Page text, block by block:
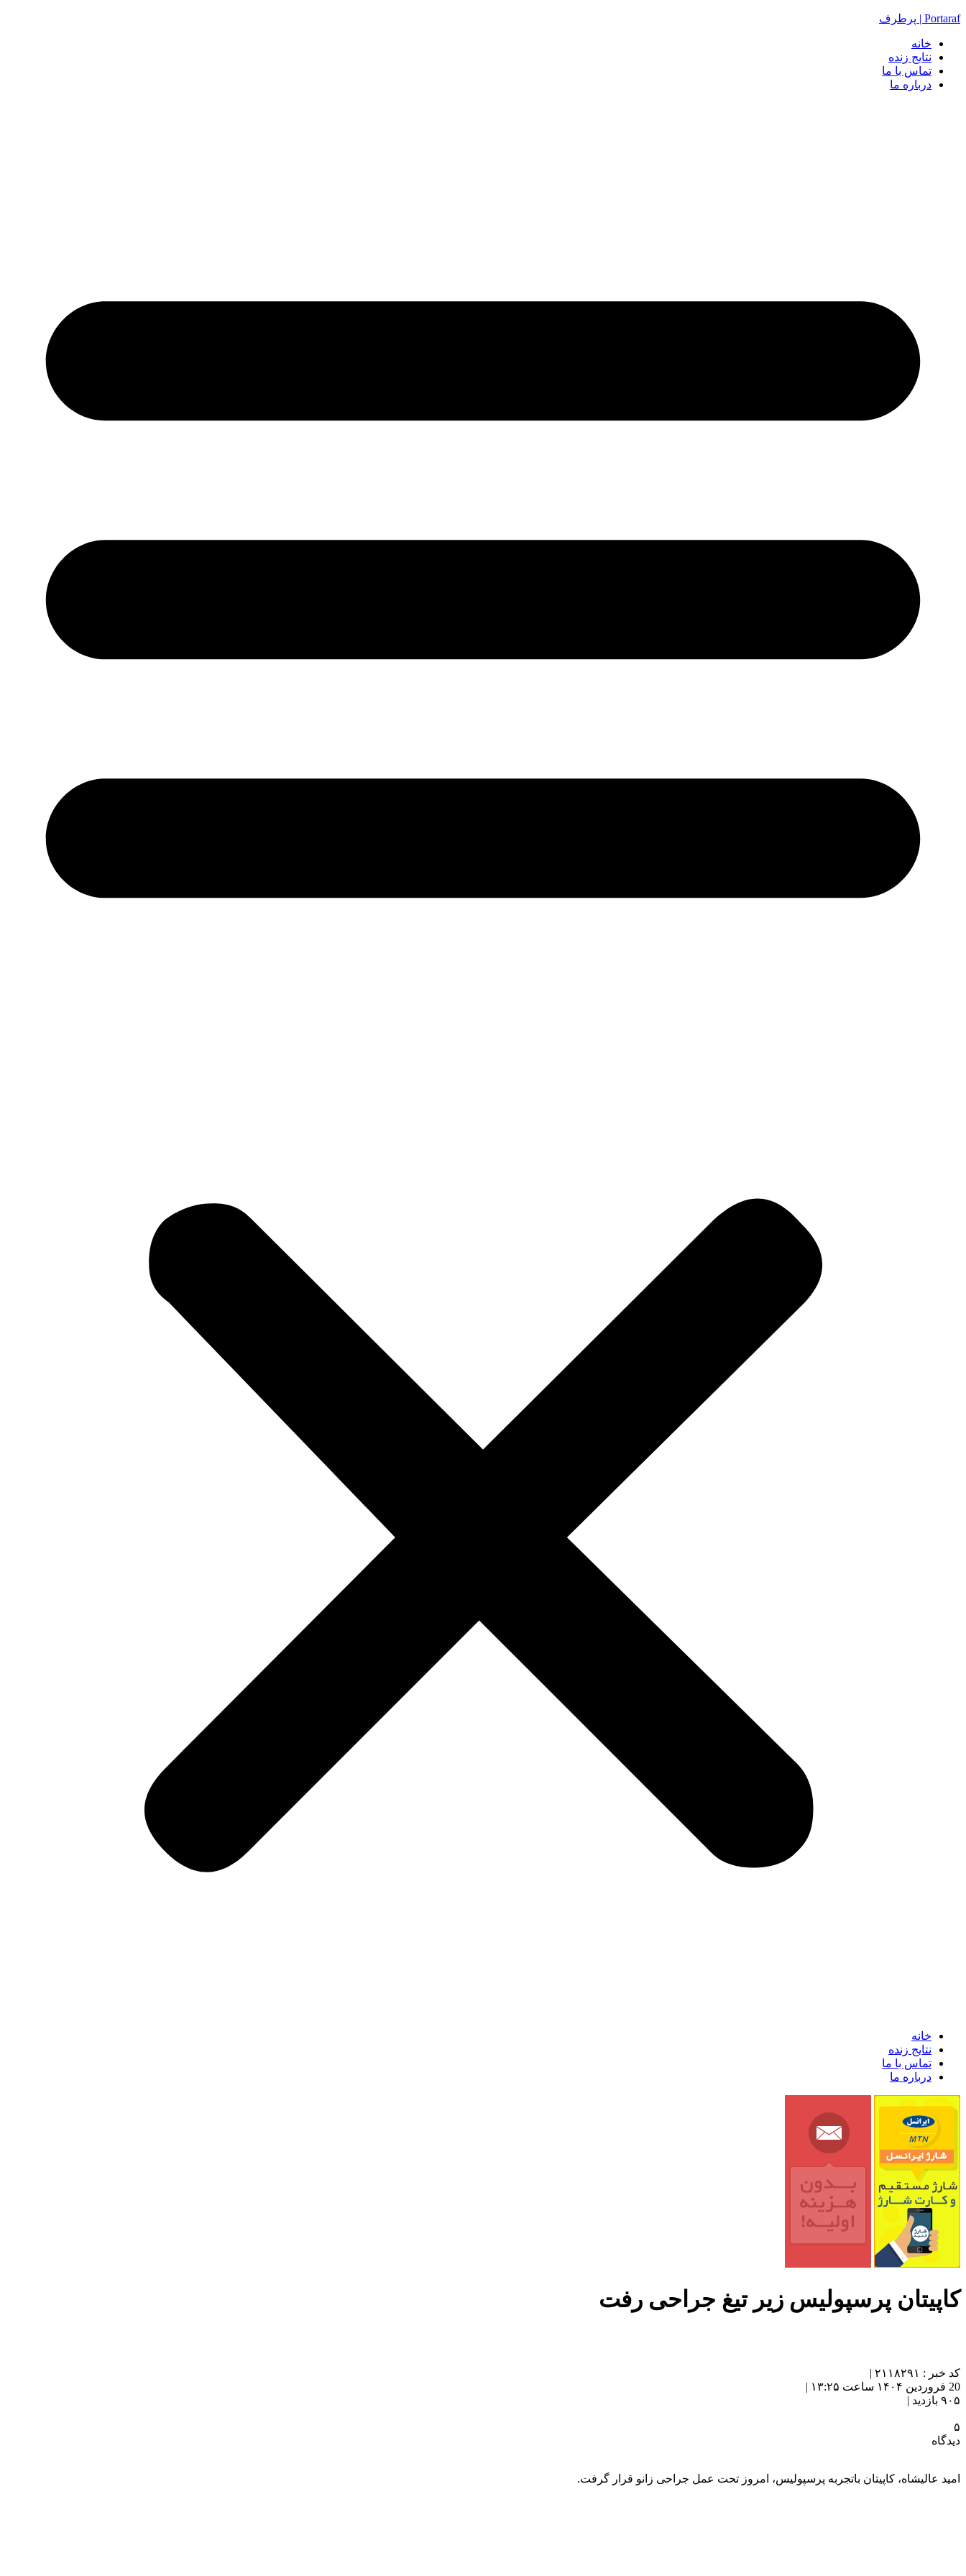
Portaraf | پرطرف
خانه
نتایج زنده
تماس با ما
درباره ما
خانه
نتایج زنده
تماس با ما
درباره ما
کاپیتان پرسپولیس زیر تیغ جراحی رفت
کد خبر : ۲۱۱۸۲۹۱ |
20 فروردین ۱۴۰۴ ساعت ۱۳:۲۵ |
۹۰۵ بازدید |
۵
دیدگاه
امید عالیشاه، کاپیتان باتجربه پرسپولیس، امروز تحت عمل جراحی زانو قرار گرفت.